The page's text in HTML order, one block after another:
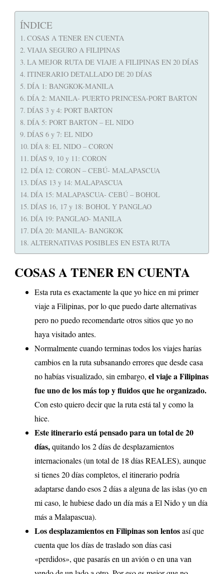
ÍNDICE
COSAS A TENER EN CUENTA
VIAJA SEGURO A FILIPINAS
LA MEJOR RUTA DE VIAJE A FILIPINAS EN 20 DÍAS
ITINERARIO DETALLADO DE 20 DÍAS
DÍA 1: BANGKOK-MANILA
DÍA 2: MANILA- PUERTO PRINCESA-PORT BARTON
DÍAS 3 y 4: PORT BARTON
DÍA 5: PORT BARTON – EL NIDO
DÍAS 6 y 7: EL NIDO
DÍA 8: EL NIDO – CORON
DÍAS 9, 10 y 11: CORON
DÍA 12: CORON – CEBÚ- MALAPASCUA
DÍAS 13 y 14: MALAPASCUA
DÍA 15: MALAPASCUA- CEBÚ – BOHOL
DÍAS 16, 17 y 18: BOHOL Y PANGLAO
DÍA 19: PANGLAO- MANILA
DÍA 20: MANILA- BANGKOK
ALTERNATIVAS POSIBLES EN ESTA RUTA
COSAS A TENER EN CUENTA
Esta ruta es exactamente la que yo hice en mi primer
viaje a Filipinas, por lo que puedo darte alternativas
pero no puedo recomendarte otros sitios que yo no
haya visitado antes.
Normalmente cuando terminas todos los viajes harías
cambios en la ruta subsanando errores que desde casa
no habías visualizado, sin embargo, el viaje a Filipinas
fue uno de los más top y fluidos que he organizado.
Con esto quiero decir que la ruta está tal y como la
hice.
Este itinerario está pensado para un total de 20
días,quitando los 2 días de desplazamientos
internacionales (un total de 18 días REALES), aunque
si tienes 20 días completos, el itinerario podría
adaptarse dando esos 2 días a alguna de las islas (yo en
mi caso, le hubiese dado un día más a El Nido y un día
más a Malapascua).
Los desplazamientos en Filipinas son lentosasí que
cuenta que los días de traslado son días casi
«perdidos», que pasarás en un avión o en una van